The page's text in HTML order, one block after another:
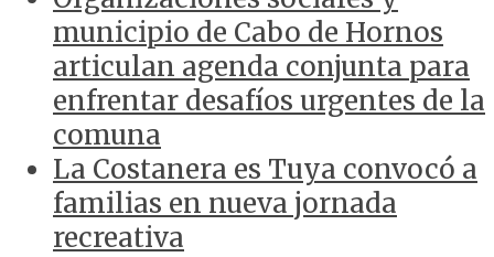
municipio de Cabo de Hornos
articulan agenda conjunta para
enfrentar desafíos urgentes de la
comuna
La Costanera es Tuya convocó a
familias en nueva jornada
recreativa